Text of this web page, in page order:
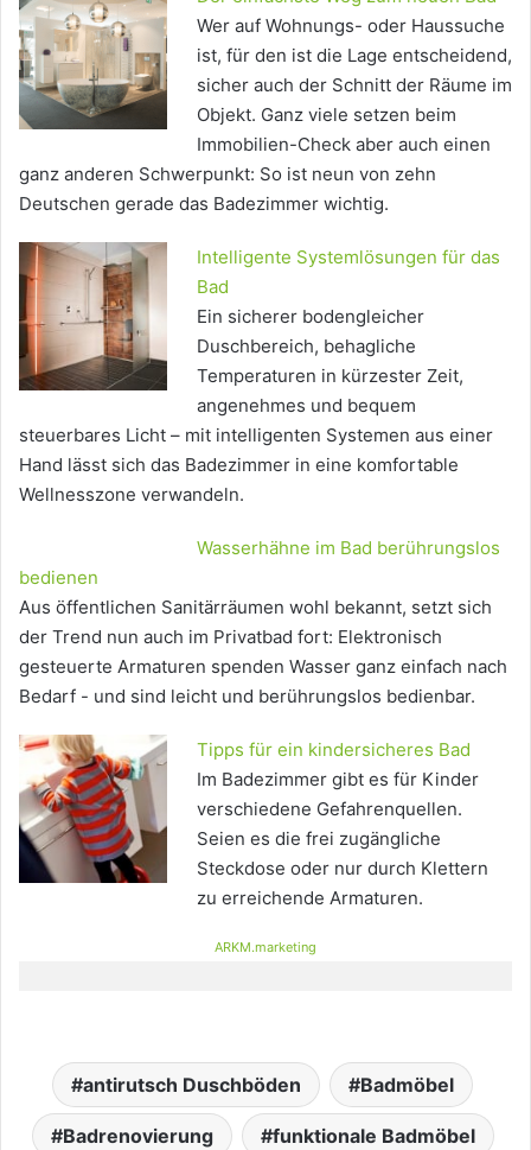
Wer auf Wohnungs- oder Haussuche
ist, für den ist die Lage entscheidend,
sicher auch der Schnitt der Räume im
Objekt. Ganz viele setzen beim
Immobilien-Check aber auch einen
ganz anderen Schwerpunkt: So ist neun von zehn
Deutschen gerade das Badezimmer wichtig.
Intelligente Systemlösungen für das
Bad
Ein sicherer bodengleicher
Duschbereich, behagliche
Temperaturen in kürzester Zeit,
angenehmes und bequem
steuerbares Licht – mit intelligenten Systemen aus einer
Hand lässt sich das Badezimmer in eine komfortable
Wellnesszone verwandeln.
Wasserhähne im Bad berührungslos
bedienen
Aus öffentlichen Sanitärräumen wohl bekannt, setzt sich
der Trend nun auch im Privatbad fort: Elektronisch
gesteuerte Armaturen spenden Wasser ganz einfach nach
Bedarf - und sind leicht und berührungslos bedienbar.
Tipps für ein kindersicheres Bad
Im Badezimmer gibt es für Kinder
verschiedene Gefahrenquellen.
Seien es die frei zugängliche
Steckdose oder nur durch Klettern
zu erreichende Armaturen.
ARKM.marketing
antirutsch Duschböden Badmöbel
Badrenovierung funktionale Badmöbel